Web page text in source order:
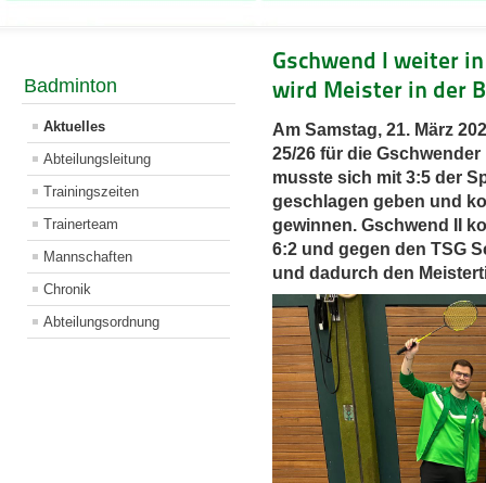
Badminton
Aktuelles
Abteilungsleitung
Trainingszeiten
Trainerteam
Mannschaften
Chronik
Abteilungsordnung
Gschwend I weiter
wird Meister in der
Am Samstag, 21. März
25/26 für die
musste sich mit 3:5 der
geschlagen geben und
gewinnen. Gschwend II
6:2 und gegen den TSG
und dadurch den